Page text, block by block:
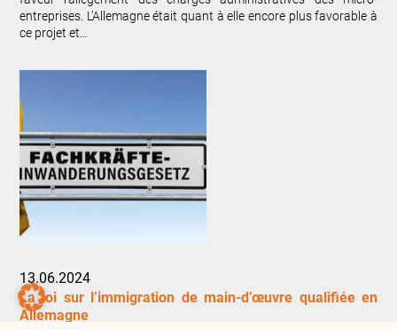
entreprises. L’Allemagne était quant à elle encore plus favorable à
ce projet et…
13.06.2024
La loi sur l’immigration de main-d’œuvre qualifiée en
Allemagne